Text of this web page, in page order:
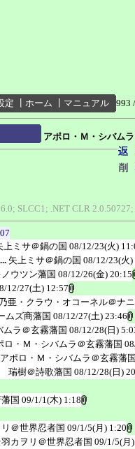
定 ホーム マニュアル 993
アポロ・Ｍ・シバム
SLCC1; .NET CLR
上ミサ＠鍋の国 08/12/23(火)
矢上ミサ＠鍋の国 08/12/23(火)
ウツン藩国 08/12/26(金) 20:15
12/27(土) 12:57
乃亜・クラウ・オコーネル＠ナ
ムズ商藩国 08/12/27(土) 23:46
ムラ＠玄霧藩国 08/12/28(日)
ロ・Ｍ・シバムラ＠玄霧藩国
アポロ・Ｍ・シバムラ＠玄霧藩国
瑞樹＠詩歌藩国 08/12/28(日)
国 09/1/1(木) 1:18
＠世界忍者国 09/1/5(月) 1:20
カヲリ＠世界忍者国 09/1/5(月